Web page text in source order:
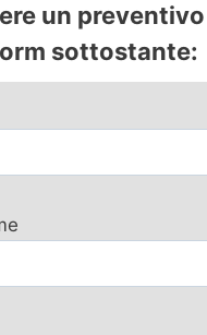
un
sottostante: